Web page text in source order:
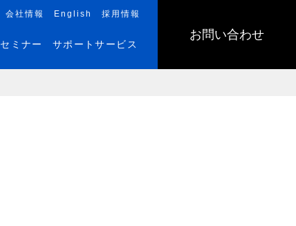
お問い合わせ
会社情報 English 採用情報
セミナー サポートサービス